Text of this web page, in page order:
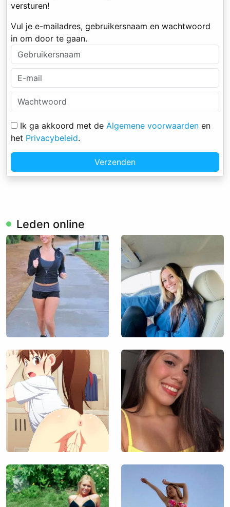
versturen!
Vul je e-mailadres, gebruikersnaam en wachtwoord
in om door te gaan.
Ik ga akkoord met de Algemene voorwaarden en
het Privacybeleid.
Verzenden
Leden online